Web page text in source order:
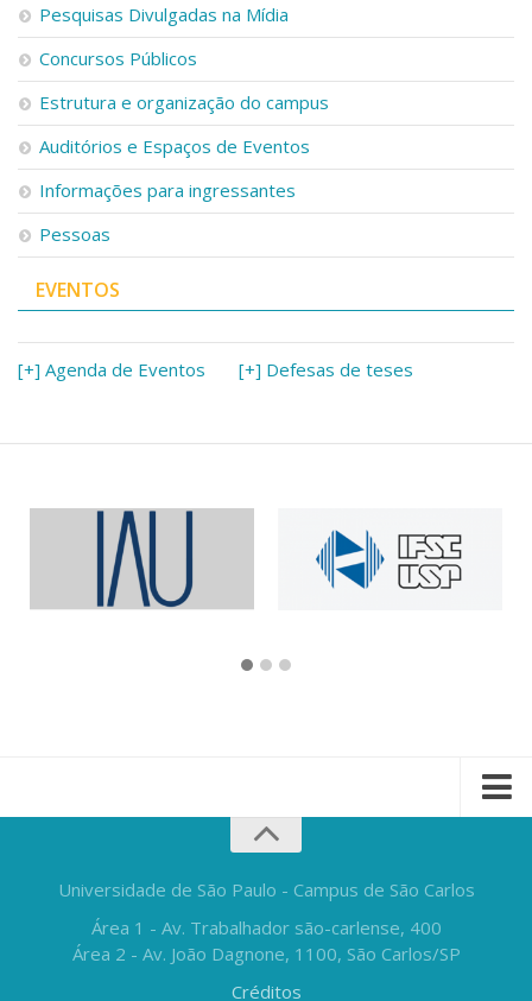
Pesquisas Divulgadas na Mídia
Concursos Públicos
Estrutura e organização do campus
Auditórios e Espaços de Eventos
Informações para ingressantes
Pessoas
EVENTOS
[+] Agenda de Eventos [+] Defesas de teses
Universidade de São Paulo - Campus de São Carlos
Área 1 - Av. Trabalhador são-carlense, 400
Área 2 - Av. João Dagnone, 1100, São Carlos/SP
Créditos